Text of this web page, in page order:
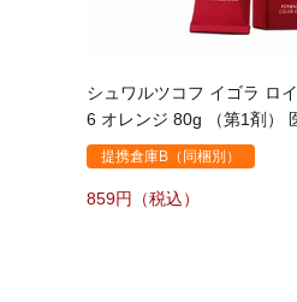
シュワルツコフ イゴラ ロ
6 オレンジ 80g （第1剤）
提携倉庫B（同梱別）
859